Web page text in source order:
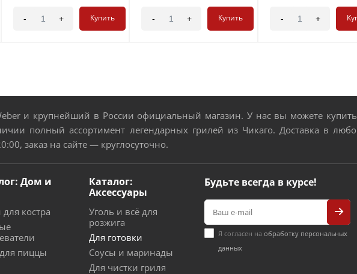
- + Купить - + Купить - +
и крупнейший в России официальный магазин. У нас вы можете купить
полный ассортимент легендарных грилей из Чикаго. Доставка в
заказ на сайте — круглосуточно.
Дом и
костра
пиццы
Каталог:
Аксессуары
Уголь и всё для
розжига
Для готовки
Соусы и маринады
Для чистки гриля
Будьте всегда в курсе!
Я согласен на обработку персональных
данных